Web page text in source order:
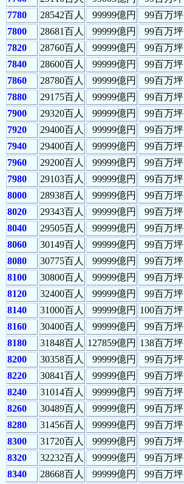
7780
28542百人 99999億円 99百万坪
7800
28681百人 99999億円 99百万坪
7820
28760百人 99999億円 99百万坪
7840
28600百人 99999億円 99百万坪
7860
28780百人 99999億円 99百万坪
7880
29175百人 99999億円 99百万坪
7900
29320百人 99999億円 99百万坪
7920
29400百人 99999億円 99百万坪
7940
29400百人 99999億円 99百万坪
7960
29200百人 99999億円 99百万坪
7980
29103百人 99999億円 99百万坪
8000
28938百人 99999億円 99百万坪
8020
29343百人 99999億円 99百万坪
8040
29505百人 99999億円 99百万坪
8060
30149百人 99999億円 99百万坪
8080
30775百人 99999億円 99百万坪
8100
30800百人 99999億円 99百万坪
8120
32400百人 99999億円 99百万坪
8140
31000百人 99999億円 100百万坪
8160
30400百人 99999億円 99百万坪
8180
31848百人 127859億円 138百万坪
8200
30358百人 99999億円 99百万坪
8220
30841百人 99999億円 99百万坪
8240
31014百人 99999億円 99百万坪
8260
30489百人 99999億円 99百万坪
8280
31456百人 99999億円 99百万坪
8300
31720百人 99999億円 99百万坪
8320
32232百人 99999億円 99百万坪
8340
28668百人 99999億円 99百万坪